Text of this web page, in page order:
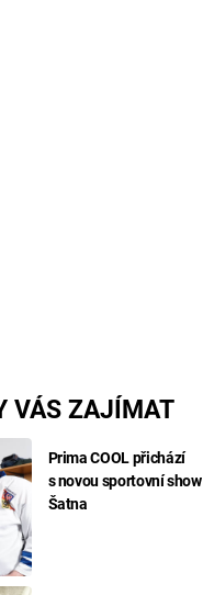
VÁS ZAJÍMAT
Prima COOL přichází
s novou sportovní show
Šatna